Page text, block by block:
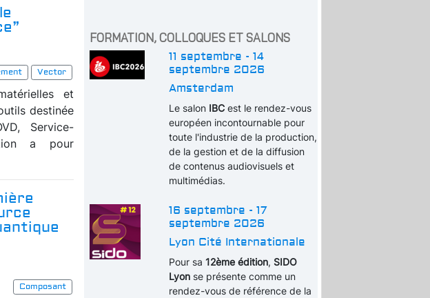
Vector
et
destinée
Service-
a pour
Composant
FORMATION, COLLOQUES ET SALONS
11 septembre - 14
septembre 2026
Amsterdam
Le salonIBC est le rendez-vous
européen incontournable pour
toute l'industrie de la production,
de la gestion et de la diffusion
de contenus audiovisuels et
multimédias.
16 septembre - 17
septembre 2026
Lyon Cité Internationale
Pour sa 12ème édition, SIDO
Lyonse présente comme un
rendez-vous de référence de la